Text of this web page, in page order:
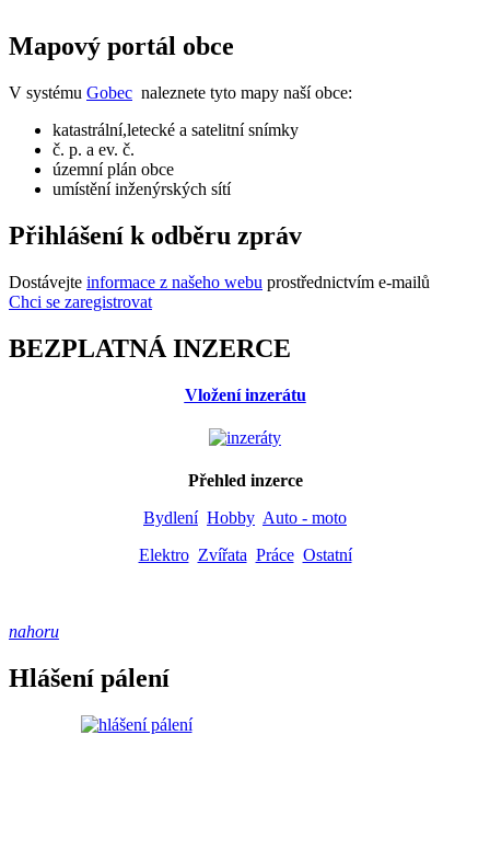
Mapový portál obce
V systému Gobec naleznete tyto mapy naší obce:
katastrální,letecké a satelitní snímky
č. p. a ev. č.
územní plán obce
umístění inženýrských sítí
Přihlášení k odběru zpráv
Dostávejte informace z našeho webu prostřednictvím e-mailů
Chci se zaregistrovat
BEZPLATNÁ INZERCE
Vložení inzerátu
Přehled inzerce
Bydlení Hobby Auto - moto
Elektro Zvířata Práce Ostatní
nahoru
Hlášení pálení